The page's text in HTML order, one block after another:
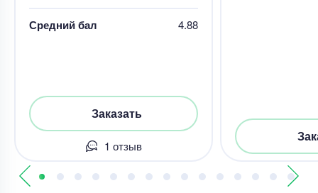
Средний бал 4.88
Заказать
1 отзыв